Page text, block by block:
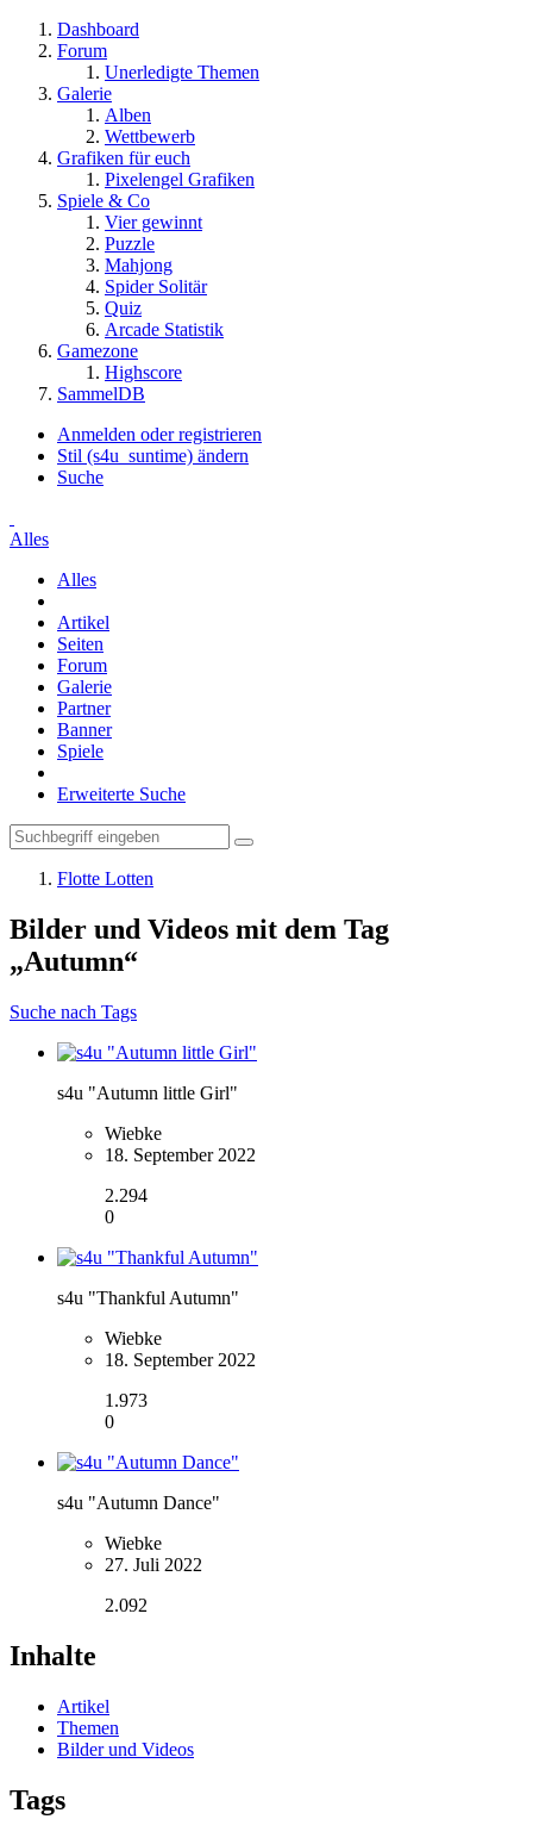
Dashboard
Forum
Unerledigte Themen
Galerie
Alben
Wettbewerb
Grafiken für euch
Pixelengel Grafiken
Spiele & Co
Vier gewinnt
Puzzle
Mahjong
Spider Solitär
Quiz
Arcade Statistik
Gamezone
Highscore
SammelDB
Anmelden oder registrieren
Stil (s4u_suntime) ändern
Suche
Alles
Alles
Artikel
Seiten
Forum
Galerie
Partner
Banner
Spiele
Erweiterte Suche
Flotte Lotten
Bilder und Videos mit dem Tag
„Autumn“
Suche nach Tags
s4u "Autumn little Girl"
Wiebke
18. September 2022
2.294
0
s4u "Thankful Autumn"
Wiebke
18. September 2022
1.973
0
s4u "Autumn Dance"
Wiebke
27. Juli 2022
2.092
Inhalte
Artikel
Themen
Bilder und Videos
Tags